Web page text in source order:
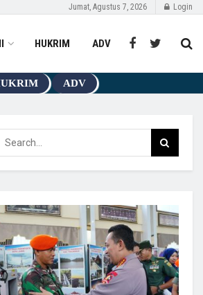
Jumat, Agustus 7, 2026 Login
HUKRIM ADV
ADV